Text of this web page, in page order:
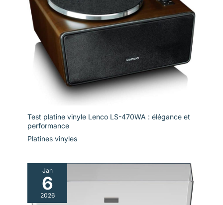
Test platine vinyle Lenco LS-470WA : élégance et
performance
Platines vinyles
Jan
6
2026